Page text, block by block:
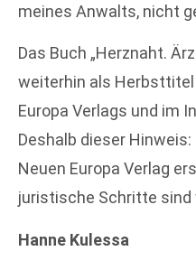
meines Anwalts, nicht
Das Buch „Herznaht.
weiterhin als
Europa Verlags und im
Deshalb dieser Hinweis:
Neuen Europa Verlag
juristische Schritte sind
Hanne Kulessa